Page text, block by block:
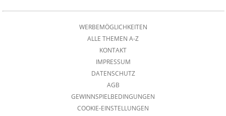
WERBEMÖGLICHKEITEN
ALLE THEMEN A-Z
KONTAKT
IMPRESSUM
DATENSCHUTZ
AGB
GEWINNSPIELBEDINGUNGEN
COOKIE-EINSTELLUNGEN